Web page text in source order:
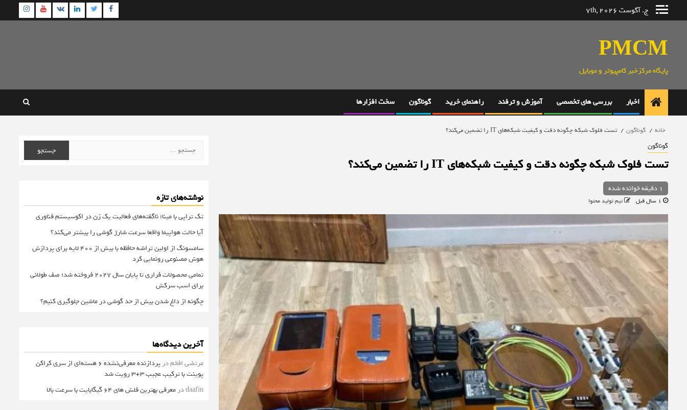
ج. آگوست 7th, 2026 Facebook
Twitter
Linkedin
VK
PMCM
پایگاه مرکزخبر کامپیوتر و موبایل
اخبار بررسی های تخصصی آموزش و ترفند راهنمای خرید گوناگون سخت افزارها
خانه گوناگون تست فلوک شبکه چگونه دقت و کیفیت شبکه‌های IT را تضمین می‌کند؟
گوناگون
تست فلوک شبکه چگونه دقت و کیفیت شبکه‌های IT را تضمین می‌کند؟
1 دقیقه خوانده شده
تیم تولید محتوا
برای:
نوشته‌های تازه
تک تراپی با مینا؛ ناگفته‌های فعالیت یک زن در اکوسیستم فناوری
آیا حالت هواپیما واقعا سرعت شارژ گوشی را بیشتر می‌کند؟
سامسونگ از اولین تراشه حافظه با بیش از ۴۰۰ لایه برای پردازش
هوش مصنوعی رونمایی کرد
تمامی محصولات فراری تا پایان سال ۲۰۲۷ فروخته شد؛ صف طولانی
برای اسب سرکش
چگونه از داغ شدن بیش از حد گوشی در ماشین جلوگیری کنیم؟
آخرین دیدگاه‌ها
مرتضی افخمدر
پردازنده معرفی‌نشده 6 هسته‌ای از سری کراکن
پوینت با ترکیب عجیب 3+3 رویت شد
daafinدر معرفی بهترین فلش های 64 گیگابایت با سرعت بالا